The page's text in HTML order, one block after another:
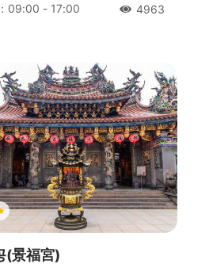
09:00 - 17:00 人氣4963
(景福宮)